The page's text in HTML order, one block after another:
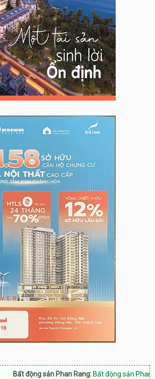
Bất động sản Phan Rang:Bất động sản Phan